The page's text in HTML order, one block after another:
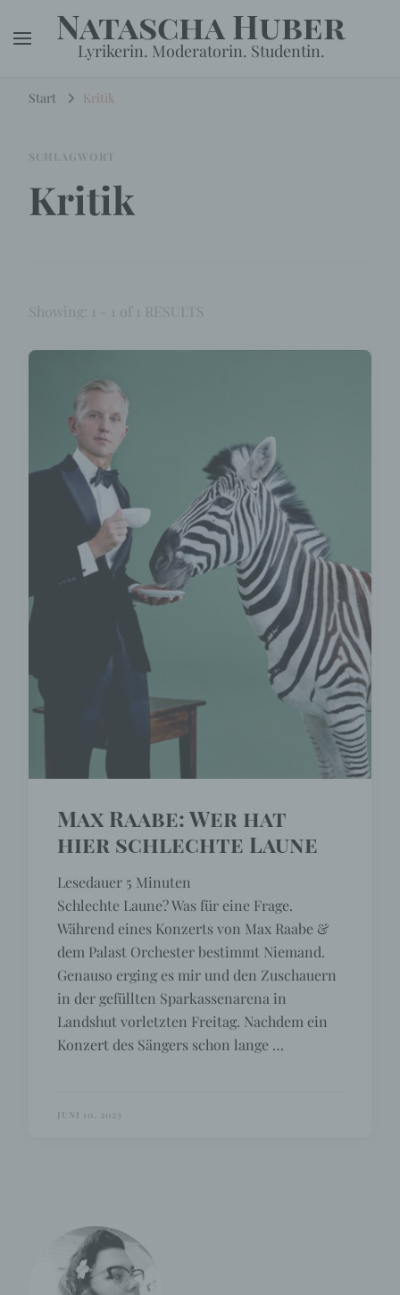
Natascha Huber
Lyrikerin. Moderatorin. Studentin.
Start Kritik
SCHLAGWORT
Kritik
Showing: 1 - 1 of 1 RESULTS
Max Raabe: Wer hat
hier schlechte Laune
Lesedauer 5 Minuten
Schlechte Laune? Was für eine Frage.
Während eines Konzerts von Max Raabe &
dem Palast Orchester bestimmt Niemand.
Genauso erging es mir und den Zuschauern
in der gefüllten Sparkassenarena in
Landshut vorletzten Freitag. Nachdem ein
Konzert des Sängers schon lange …
JUNI 10, 2023